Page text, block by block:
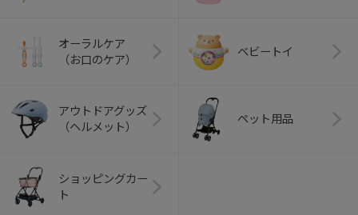
オーラルケア
（お口のケア）
ベビートイ
アウトドアグッズ
（ヘルメット）
ペット用品
ショッピングカー
ト